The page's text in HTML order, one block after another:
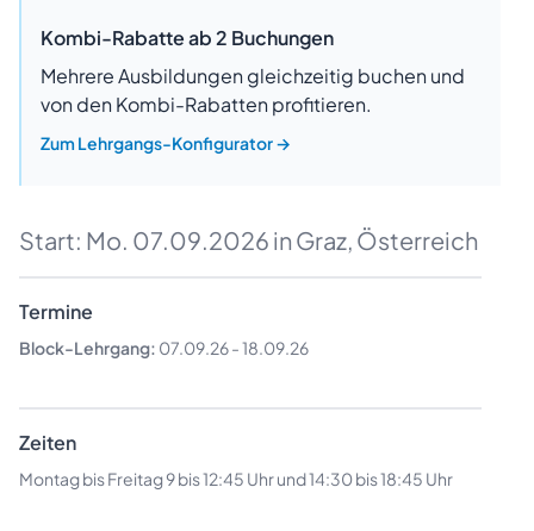
Kombi-Rabatte ab 2 Buchungen
Mehrere Ausbildungen gleichzeitig buchen und
von den Kombi-Rabatten profitieren.
Zum Lehrgangs-Konfigurator→
Start: Mo. 07.09.2026 in Graz, Österreich
Termine
Block-Lehrgang: 07.09.26-18.09.26
Zeiten
Montag bis Freitag 9 bis 12:45 Uhr und 14:30 bis 18:45 Uhr